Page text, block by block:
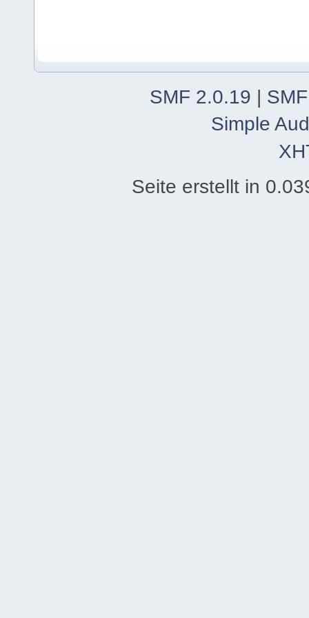
SMF 2.0.19 |
Simple
Seite erstellt in